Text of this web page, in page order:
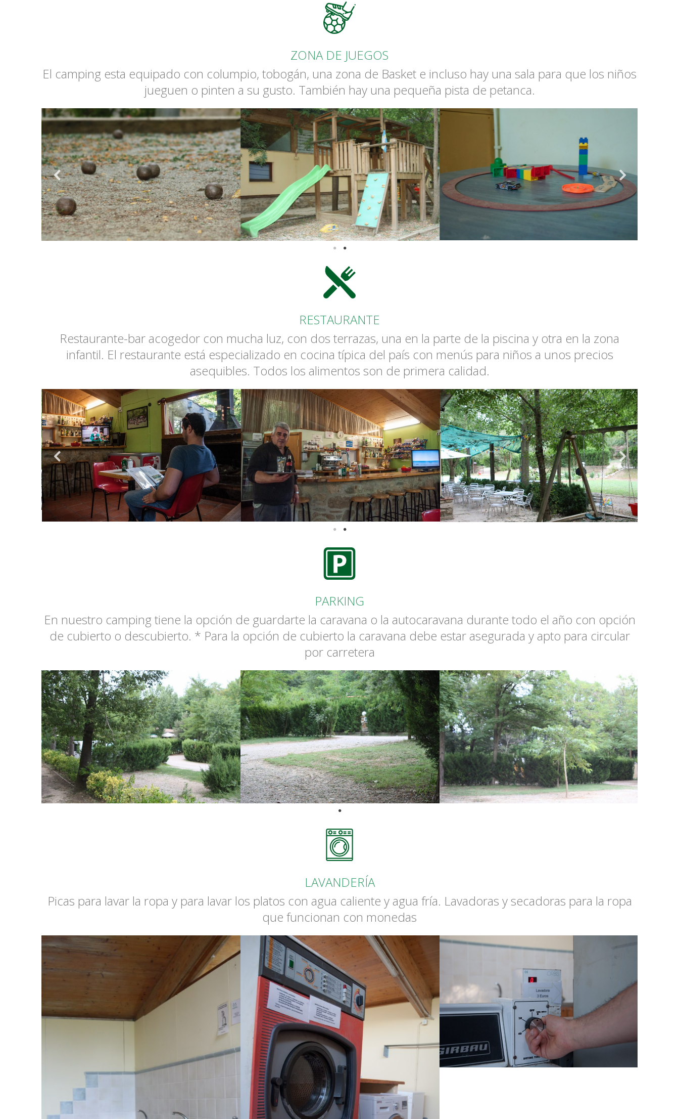
ZONA DE JUEGOS
El camping esta equipado con columpio, tobogán, una zona de Basket e incluso hay una sala para que los niños
jueguen o pinten a su gusto. También hay una pequeña pista de petanca.
RESTAURANTE
Restaurante-bar acogedor con mucha luz, con dos terrazas, una en la parte de la piscina y otra en la zona
infantil. El restaurante está especializado en cocina típica del país con menús para niños a unos precios
asequibles. Todos los alimentos son de primera calidad.
PARKING
En nuestro camping tiene la opción de guardarte la caravana o la autocaravana durante todo el año con opción
de cubierto o descubierto. * Para la opción de cubierto la caravana debe estar asegurada y apto para circular
por carretera
LAVANDERÍA
Picas para lavar la ropa y para lavar los platos con agua caliente y agua fría. Lavadoras y secadoras para la ropa
que funcionan con monedas